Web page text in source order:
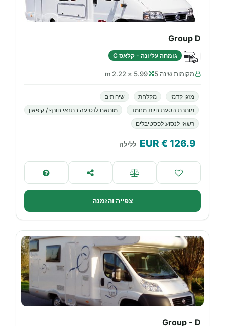
Group D
גומחה עליונה - קלאס C
מקומות שינה 5 5.99 × 2.22 m
מזגן קדמי מקלחת
שירותים
מותרת הסעת חיות מחמד
מותאם לנסיעה בתנאי חורף / קיפאון
רשאי לנסוע לפסטיבלים
126.9
€ EUR ללילה
צפייה והזמנה
Group - D